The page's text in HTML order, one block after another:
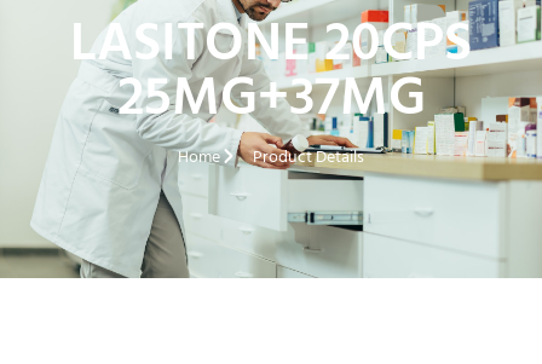
LASITONE 20CPS
25MG+37MG
Home Product Details